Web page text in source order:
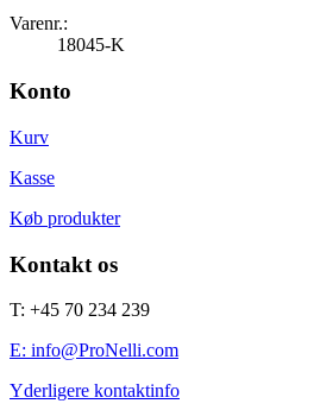
Varenr.:
18045-K
Konto
Kurv
Kasse
Køb produkter
Kontakt os
T: +45 70 234 239
E: info@ProNelli.com
Yderligere kontaktinfo